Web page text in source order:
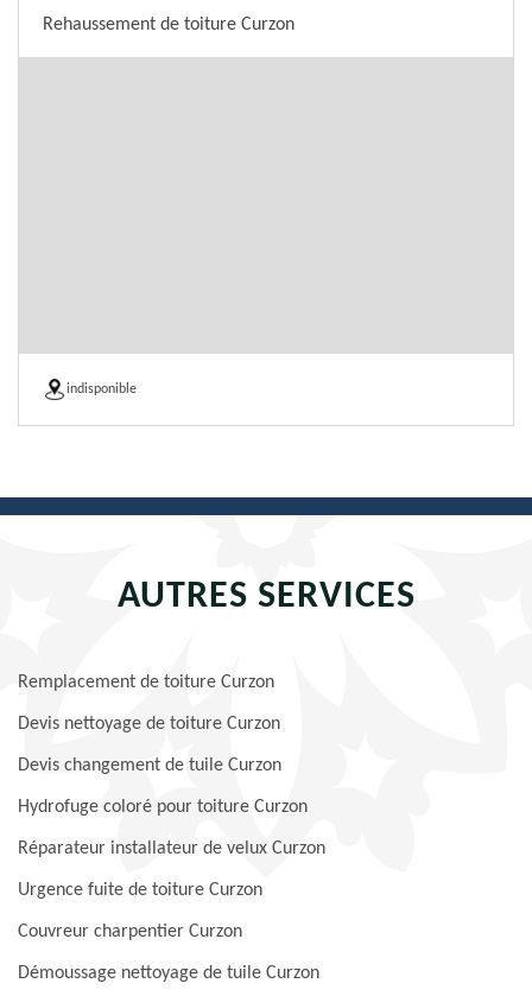
Rehaussement de toiture Curzon
indisponible
AUTRES SERVICES
Remplacement de toiture Curzon
Devis nettoyage de toiture Curzon
Devis changement de tuile Curzon
Hydrofuge coloré pour toiture Curzon
Réparateur installateur de velux Curzon
Urgence fuite de toiture Curzon
Couvreur charpentier Curzon
Démoussage nettoyage de tuile Curzon